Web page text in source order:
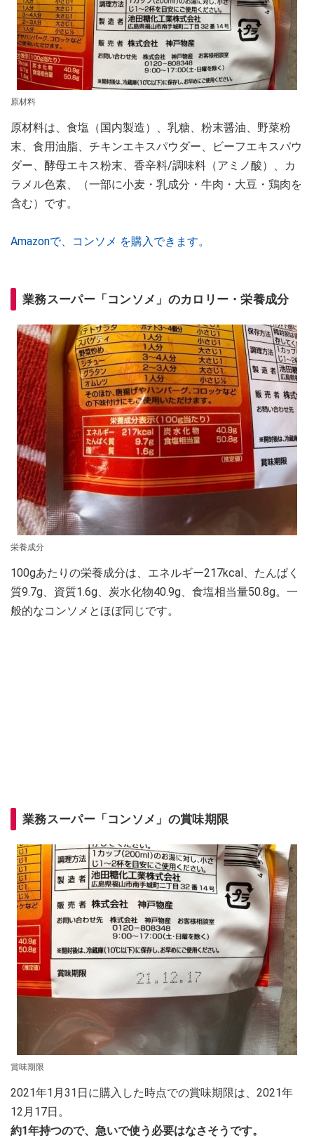
原材料
原材料は、食塩（国内製造）、乳糖、粉末醤油、野菜粉
末、食用油脂、チキンエキスパウダー、ビーフエキスパウ
ダー、酵母エキス粉末、香辛料/調味料（アミノ酸）、カ
ラメル色素、（一部に小麦・乳成分・牛肉・大豆・鶏肉を
含む）です。
Amazonで、コンソメ を購入できます。
業務スーパー「コンソメ」のカロリー・栄養成分
栄養成分
100gあたりの栄養成分は、エネルギー217kcal、たんぱく
質9.7g、資質1.6g、炭水化物40.9g、食塩相当量50.8g。一
般的なコンソメとほぼ同じです。
業務スーパー「コンソメ」の賞味期限
賞味期限
2021年1月31日に購入した時点での賞味期限は、2021年
12月17日。
約1年持つので、急いで使う必要はなさそうです。